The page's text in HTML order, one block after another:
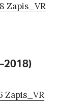
Zapis_VR
Zapis_VR